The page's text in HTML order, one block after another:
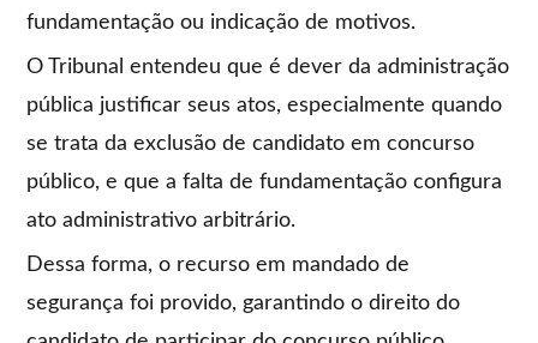
fundamentação ou indicação de motivos.
O Tribunal entendeu que é dever da administração
pública justificar seus atos, especialmente quando
se trata da exclusão de candidato em concurso
público, e que a falta de fundamentação configura
ato administrativo arbitrário.
Dessa forma, o recurso em mandado de
segurança foi provido, garantindo o direito do